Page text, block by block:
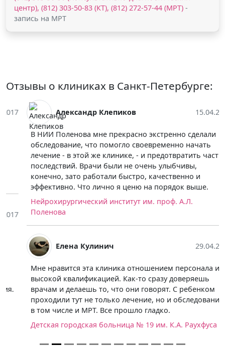
центр), (812) 303-50-83 (КТ), (812) 272-57-44 (МРТ) -
запись на МРТ
Отзывы о клиниках в Санкт-Петербурге:
Александр Клепиков 15.04.2017
В НИИ Поленова мне прекрасно экстренно сделали
обследование, что помогло своевременно начать
лечение - в этой же клинике, - и предотвратить часть
последствий. Врачи были не очень улыбчивы,
конечно, зато работали быстро, качественно и
эффективно. Что лично я ценю на порядок выше.
Нейрохирургический институт им. проф. А.Л.
Поленова
Елена Кулинич 29.04.2017
Мне нравится эта клиника отношением персонала и
высокой квалификацией. Как-то сразу доверяешь
врачам и делаешь то, что они говорят. С ребенком
проходили тут не только лечение, но и обследование,
в том числе и МРТ. Все прошло гладко.
Детская городская больница № 19 им. К.А. Раухфуса